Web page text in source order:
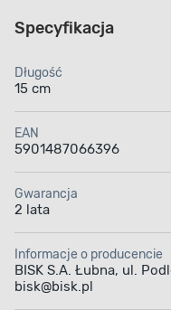
Specyfikacja
Długość
15 cm
EAN
5901487066396
Gwarancja
2 lata
Informacje o producencie
BISK S.A. Łubna, ul.
bisk@bisk.pl